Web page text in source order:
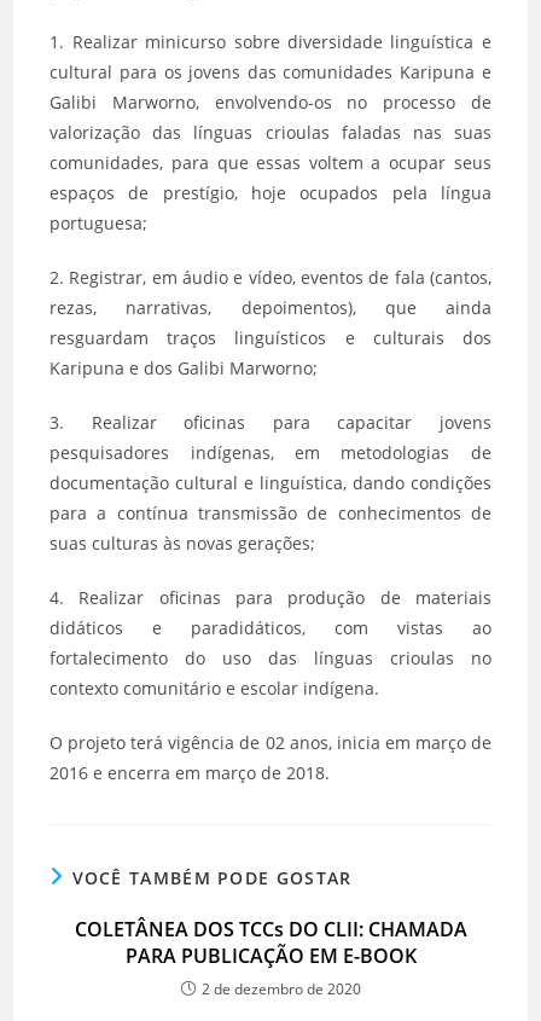
1. Realizar minicurso sobre diversidade linguística e
cultural para os jovens das comunidades Karipuna e
Galibi Marworno, envolvendo-os no processo de
valorização das línguas crioulas faladas nas suas
comunidades, para que essas voltem a ocupar seus
espaços de prestígio, hoje ocupados pela língua
portuguesa;
2. Registrar, em áudio e vídeo, eventos de fala (cantos,
rezas, narrativas, depoimentos), que ainda
resguardam traços linguísticos e culturais dos
Karipuna e dos Galibi Marworno;
3. Realizar oficinas para capacitar jovens
pesquisadores indígenas, em metodologias de
documentação cultural e linguística, dando condições
para a contínua transmissão de conhecimentos de
suas culturas às novas gerações;
4. Realizar oficinas para produção de materiais
didáticos e paradidáticos, com vistas ao
fortalecimento do uso das línguas crioulas no
contexto comunitário e escolar indígena.
O projeto terá vigência de 02 anos, inicia em março de
2016 e encerra em março de 2018.
VOCÊ TAMBÉM PODE GOSTAR
COLETÂNEA DOS TCCs DO CLII: CHAMADA
PARA PUBLICAÇÃO EM E-BOOK
2 de dezembro de 2020